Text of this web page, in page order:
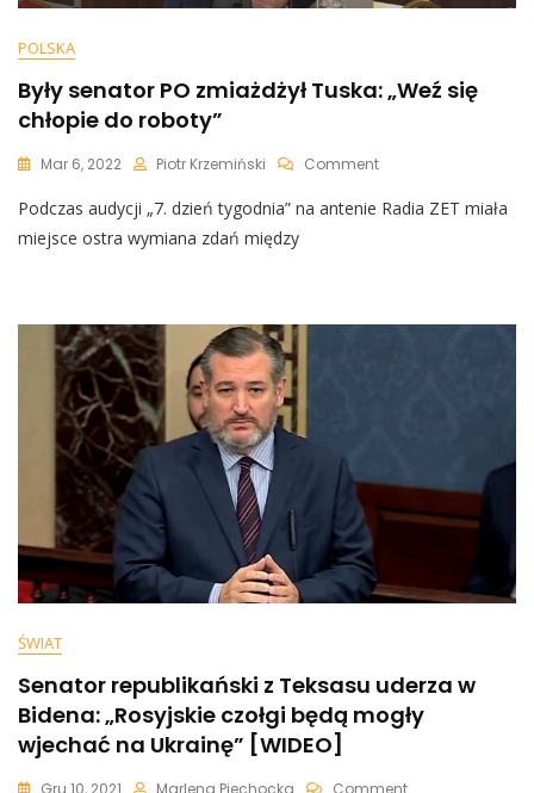
POLSKA
Były senator PO zmiażdżył Tuska: „Weź się
chłopie do roboty”
Mar 6, 2022 Piotr Krzemiński CommentOn
Senator
Się
Podczas audycji „7. dzień tygodnia” na antenie Radia ZET miała
miejsce ostra wymiana zdań między
ŚWIAT
Senator republikański z Teksasu uderza w
Bidena: „Rosyjskie czołgi będą mogły
wjechać na Ukrainę” [WIDEO]
Gru 10, 2021 Marlena Piechocka CommentOn